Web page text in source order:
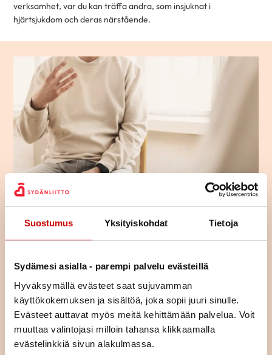
Suostumus Yksityiskohdat Tietoja
Sydämesi asialla - parempi palvelu evästeillä
Hyväksymällä evästeet saat sujuvamman
käyttökokemuksen ja sisältöä, joka sopii juuri sinulle.
Evästeet auttavat myös meitä kehittämään palvelua. Voit
muuttaa valintojasi milloin tahansa klikkaamalla
evästelinkkiä sivun alakulmassa.
verksamhet, var du kan träffa andra, som insjuknat i
hjärtsjukdom och deras närstående.
Sydänliiton kurssit
vinkkejä arjen elämään sydänsairauden kanssa.
Ryhmämuotoisilla kursseillamme pääset tapaamaan toisia
samassa elämäntilanteessa olevia ja jakamaan kokemuksia
yhdessä tekemisen ja oppimisen kautta.
Osa kursseista on teemallisia kursseja, joissa käsitellään yhtä
asiaa (esim. liikunta, ravitsemus, mielenhyvinvointi tai parisuhde).